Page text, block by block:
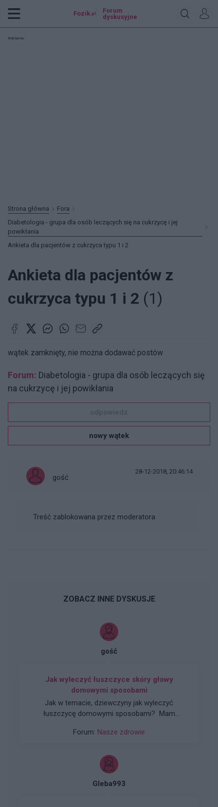
Fozik.pl
Forum
dyskusyjne
Reklama:
Strona główna
Fora
Diabetologia - grupa dla osób leczących się na cukrzycę i jej
powikłania
Ankieta dla pacjentów z cukrzyca typu 1 i 2
Ankieta dla pacjentów z
cukrzyca typu 1 i 2 (1)
wątek zamknięty, nie można dodawać postów
Forum: Diabetologia - grupa dla osób leczących się
na cukrzycę i jej powikłania
nowy wątek
gość
28-12-2018, 20:46:14
Treść zablokowana przez moderatora
ZOBACZ INNE DYSKUSJE
gość
Jak wyleczyć łuszczyce skóry głowy
domowymi sposobami
Jak w temacie, dziewczyny jak wyleczyć
łuszczycę domowymi sposobami? Mam
gorzej.
Forum: Nasze zdrowie
Gleba993